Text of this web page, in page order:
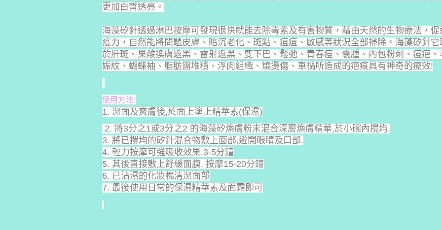
更加白皙透亮。
海藻矽針透過淋巴按摩可發現很快就能去除毒素及有害物質，藉由天然的生物療法，
疫力，自然能將問題皮膚、暗沉老化、斑點、痘痘、敏感等狀況全部掃除。海藻矽針
於肝斑、果酸換膚返黑、雷射返黑、雙下巴、鬆弛、青春痘、囊腫、內包粉刺、痘疤
娠紋、蝴蝶袖、脂肪團堆積、浮肉組織、燒燙傷、車禍所造成的疤痕具有神奇的療效!
使用方法:
1. 潔面及爽膚後,於面上塗上精華素(保濕)
2. 將3分之1或3分之2 的海藻矽煥膚粉末混合深層煥膚精華,於小碗內攪均.
3. 將已攪均的矽針混合物敷上面部,避開眼睛及口部.
4. 輕力按摩可強吸收效果.3-5分鐘
5. 其後直接敷上舒緩面膜. 按摩15-20分鐘
6. 已沾濕的化妝棉清潔面部
7. 最後使用日常的保濕精華素及面霜即可